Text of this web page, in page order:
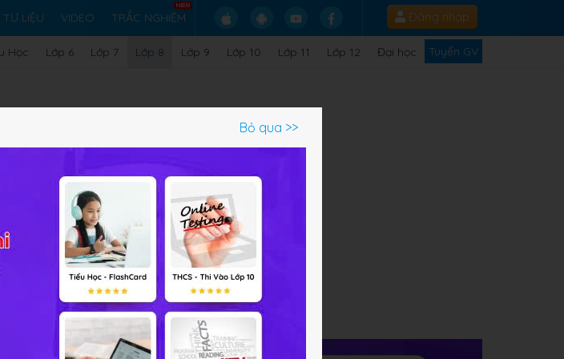
TƯ LIỆU VIDEO TRẮC NGHIỆM Đăng nhập
Học Lớp 6 Lớp 7 Lớp 8 Lớp 9 Lớp 10 Lớp 11 Lớp 12 Đại học Tuyển GV
bộ hidro thu được qua CuO .
Vi phạm
Bỏ qua >>